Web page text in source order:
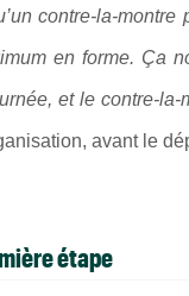
contre-la-
en forme. Ça
et le contre-
avant le
étape